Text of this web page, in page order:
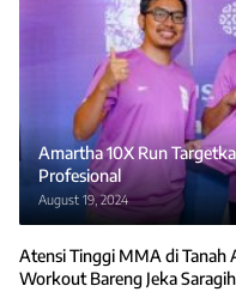
Amartha 10X Run
Profesional
August 19, 2024
Atensi Tinggi MMA di Tanah
Workout Bareng Jeka Saragih